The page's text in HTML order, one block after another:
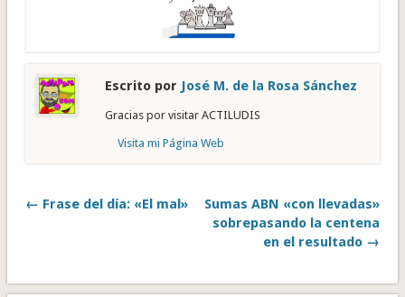
Escrito por José M. de la Rosa Sánchez
Gracias por visitar ACTILUDIS
Visita mi Página Web
← Frase del día: «El mal»
Sumas ABN «con llevadas»
sobrepasando la centena
en el resultado →